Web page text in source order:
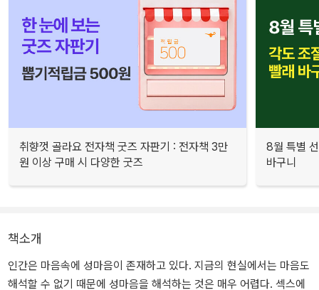
취향껏 골라요 전자책 굿즈 자판기 : 전자책 3만
원 이상 구매 시 다양한 굿즈
8월 특별
바구니
책소개
인간은 마음속에 성마음이 존재하고 있다. 지금의 현실에서는 마음도
해석할 수 없기 때문에 성마음을 해석하는 것은 매우 어렵다. 섹스에